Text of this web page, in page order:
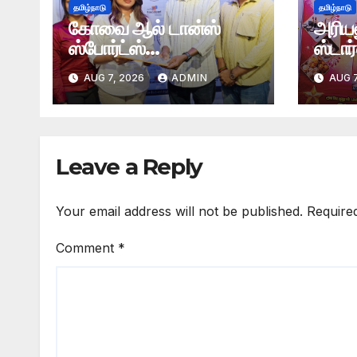
தமிழ்நாடு
கோவை ஆல் டான்ஸ்
ஸ்போர்ட்ஸ்
அசோசியேஷன் தொடக்க
விழா
AUG 7, 2026 ADMIN
தமிழ்நாடு
AUG
Leave a Reply
Your email address will not be published.
Comment *